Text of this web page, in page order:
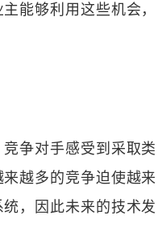
能够利用这些机会，
争对手感受到采取类
越多的竞争迫使越来
，因此未来的技术发